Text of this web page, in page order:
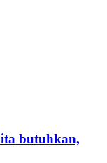
butuhkan,